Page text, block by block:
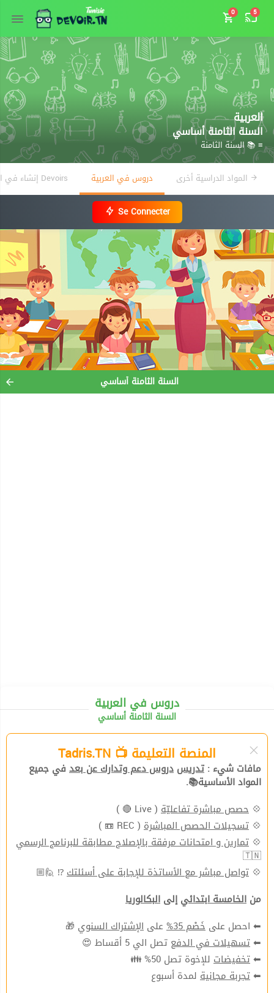
0 5
العربية
السنة الثامنة أساسي
≡ 📚 السنة الثامنة
المواد الدراسية أخرى دروس في العربية Devoirs إنشاء في العربية
Se Connecter
السنة الثامنة أساسي
دروس في العربية
السنة الثامنة أساسي
المنصة التعليمة 📺 Tadris.TN
مافات شيء : تدريس دروس دعم وتدارك عن بعد في جميع
المواد الأساسية📚.
💠 حصص مباشرة تفاعليّة ( Live 🔴 )
💠 تسجيلات الحصص المباشرة ( REC 📼 )
💠 تمارين و امتحانات مرفقة بالإصلاح مطابقة للبرنامج الرسمي
🇹🇳
💠 تواصل مباشر مع الأساتذة للإجابة على أسئلتك⁉ 🙋🏼
من الخامسة ابتدائي إلى البكالوريا
⬅ احصل على خَصْم 35% على الإشتراك السنوي 🎁
⬅تسهيلات في الدفع تصل الي 5 أقساط 😍
⬅تخفيضات للإخوة تصل 50% 👪
⬅تجربة مجانية لمدة أسبوع